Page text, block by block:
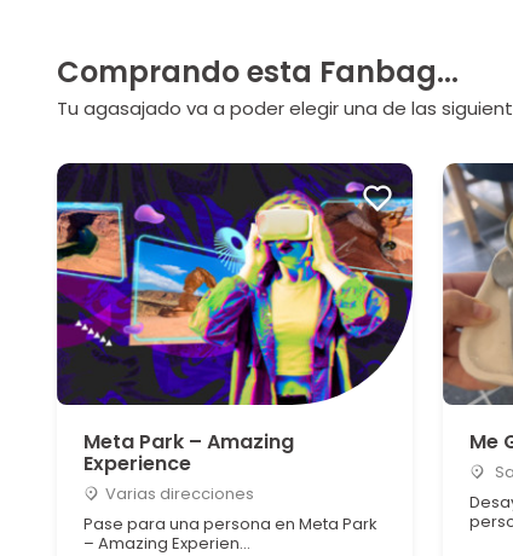
Comprando esta Fanbag...
Tu agasajado va a poder elegir una de las
Meta Park – Amazing
Experience
Varias direcciones
Pase para una persona en Meta Park
– Amazing Experien...
Me